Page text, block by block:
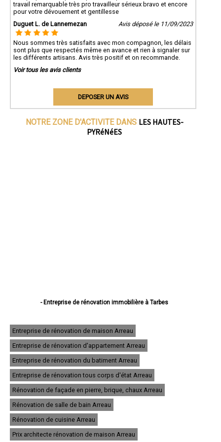
travail remarquable très pro travailleur sérieux bravo et encore
pour votre dévouement et gentillesse
Duguet L. de Lannemezan
Avis déposé le 11/09/2023
Nous sommes très satisfaits avec mon compagnon, les délais
sont plus que respectés même en avance et rien à signaler sur
les différents artisans. Avis très positif et on recommande.
Voir tous les avis clients
DEPOSER UN AVIS
NOTRE ZONE D'ACTIVITE DANS LES HAUTES-
PYRéNéES
- Entreprise de rénovation immobilière à Tarbes
- Entreprise de rénovation immobilière à Aureilhan
- Entreprise de rénovation immobilière à Lannemezan
- Entreprise de rénovation immobilière à Vic-en-Bigorre
- Entreprise de rénovation immobilière à Séméac
- Entreprise de rénovation immobilière à Bordères-sur-l'Échez
- Entreprise de rénovation immobilière à Juillan
- Entreprise de rénovation immobilière à Barbazan-Debat
- Entreprise de rénovation immobilière à Argelès-Gazost
- Entreprise de rénovation immobilière à Odos
- Entreprise de rénovation immobilière à Soues
- Entreprise de rénovation immobilière à Ibos
- Entreprise de rénovation immobilière à Maubourguet
- Entreprise de rénovation immobilière à Ossun
Entreprise de rénovation de maison Arreau
Entreprise de rénovation d'appartement Arreau
Entreprise de rénovation du batiment Arreau
Entreprise de rénovation tous corps d'état Arreau
Rénovation de façade en pierre, brique, chaux Arreau
Rénovation de salle de bain Arreau
Rénovation de cuisine Arreau
Prix architecte rénovation de maison Arreau